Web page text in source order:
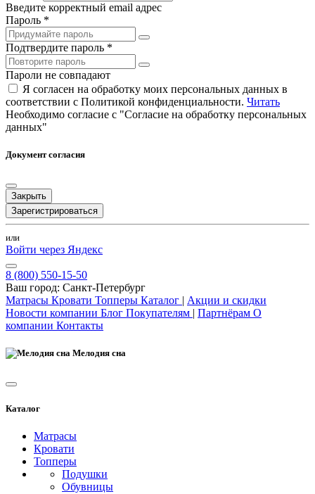
Введите корректный email адрес
Пароль *
Подтвердите пароль *
Пароли не совпадают
Я согласен на обработку моих персональных данных в
соответствии с Политикой конфиденциальности. Читать
Необходимо согласие с "Согласие на обработку персональных
данных"
Документ согласия
Закрыть
Зарегистрироваться
или
Войти через Яндекс
8 (800) 550-15-50
Ваш город: Санкт-Петербург
Матрасы Кровати Топперы Каталог | Акции и скидки
Новости компании Блог Покупателям | Партнёрам О
компании Контакты
Мелодия сна
Каталог
Матрасы
Кровати
Топперы
Подушки
Обувницы